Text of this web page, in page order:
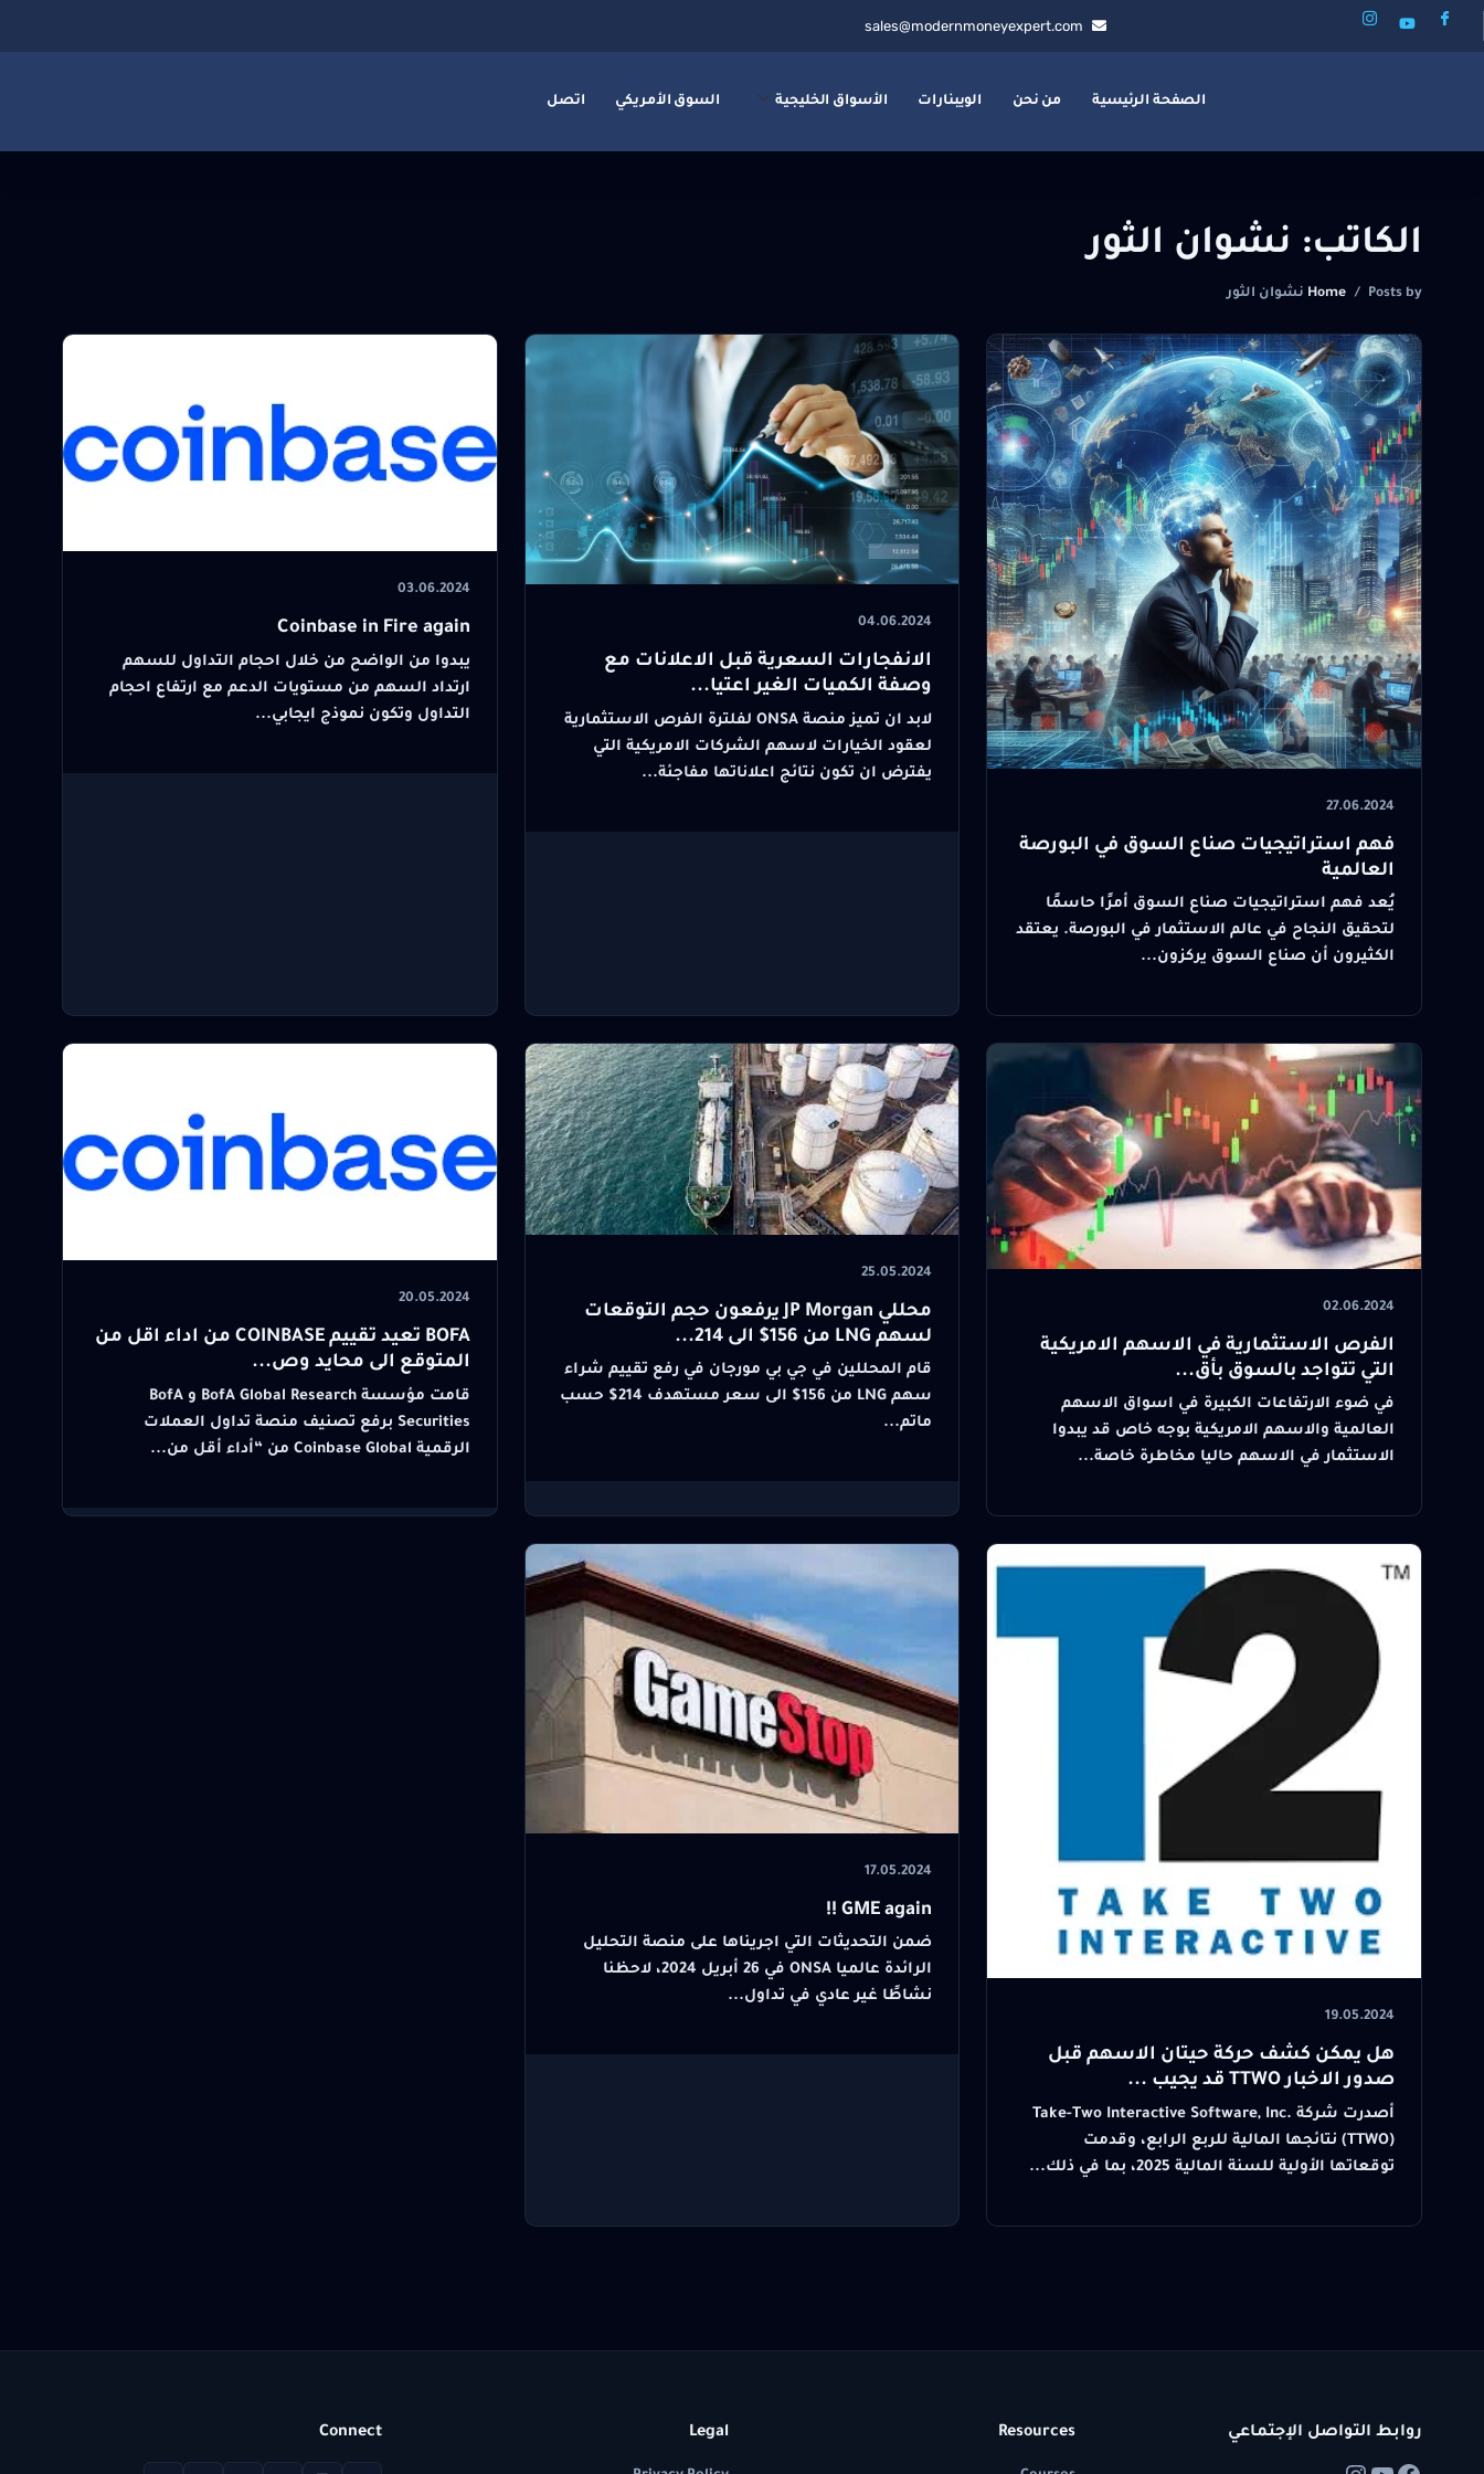
sales@modernmoneyexpert.com
الصفحة الرئيسية من نحن الويبنارات الأسواق الخليجية السوق الأمريكي اتصل
الكاتب: نشوان الثور
Home / Posts by نشوان الثور
27.06.2024
فهم استراتيجيات صناع السوق في البورصة
العالمية
يُعد فهم استراتيجيات صناع السوق أمرًا حاسمًا
لتحقيق النجاح في عالم الاستثمار في البورصة. يعتقد
الكثيرون أن صناع السوق يركزون...
04.06.2024
الانفجارات السعرية قبل الاعلانات مع
وصفة الكميات الغير اعتيا...
لابد ان تميز منصة ONSA لفلترة الفرص الاستثمارية
لعقود الخيارات لاسهم الشركات الامريكية التي
يفترض ان تكون نتائج اعلاناتها مفاجئة...
03.06.2024
Coinbase in Fire again
يبدوا من الواضح من خلال احجام التداول للسهم
ارتداد السهم من مستويات الدعم مع ارتفاع احجام
التداول وتكون نموذج ايجابي...
02.06.2024
الفرص الاستثمارية في الاسهم الامريكية
التي تتواجد بالسوق بأق...
في ضوء الارتفاعات الكبيرة في اسواق الاسهم
العالمية والاسهم الامريكية بوجه خاص قد يبدوا
الاستثمار في الاسهم حاليا مخاطرة خاصة...
25.05.2024
محللي JP Morgan يرفعون حجم التوقعات
لسهم LNG من 156$ الى 214...
قام المحللين في جي بي مورجان في رفع تقييم شراء
سهم LNG من 156$ الى سعر مستهدف 214$ حسب
ماتم...
20.05.2024
BOFA تعيد تقييم COINBASE من اداء اقل من
المتوقع الى محايد وص...
قامت مؤسسة BofA Global Research و BofA
Securities برفع تصنيف منصة تداول العملات
الرقمية Coinbase Global من “أداء أقل من...
19.05.2024
هل يمكن كشف حركة حيتان الاسهم قبل
صدور الاخبار TTWO قد يجيب ...
أصدرت شركة Take-Two Interactive Software, Inc.
(TTWO) نتائجها المالية للربع الرابع، وقدمت
توقعاتها الأولية للسنة المالية 2025، بما في ذلك...
17.05.2024
GME again !!
ضمن التحديثات التي اجريناها على منصة التحليل
الرائدة عالميا ONSA في 26 أبريل 2024، لاحظنا
نشاطًا غير عادي في تداول...
روابط التواصل الإجتماعي Resources
Legal
Connect